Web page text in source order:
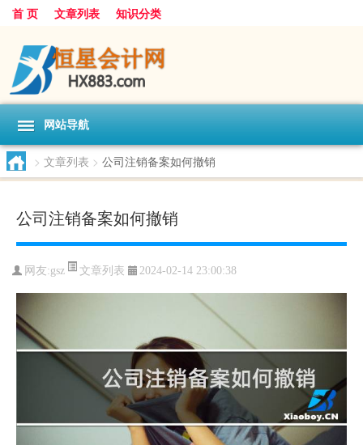
首 页 文章列表 知识分类
网站导航
> 文章列表 > 公司注销备案如何撤销
公司注销备案如何撤销
网友:gsz 文章列表 2024-02-14 23:00:38